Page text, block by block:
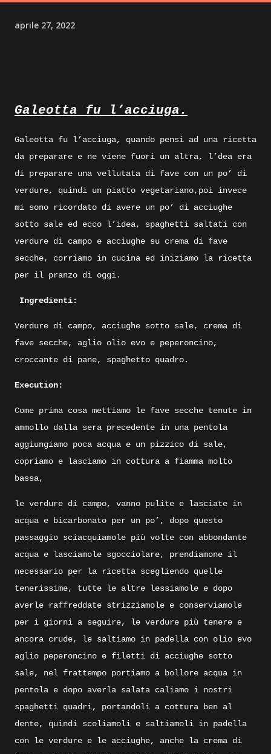
aprile 27, 2022
Galeotta fu l’acciuga.
Galeotta fu l’acciuga, quando pensi ad una ricetta
da preparare e ne viene fuori un altra, l’dea era
di preparare una vellutata di fave con un po’ di
verdure, quindi un piatto vegetariano,poi invece
mi sono ricordato di avere un po’ di acciughe
sotto sale ed ecco l’idea, spaghetti saltati con
verdure di campo e acciughe su crema di fave
secche, corriamo in cucina ed iniziamo la ricetta
per il pranzo di oggi.
Ingredienti:
Verdure di campo, acciughe sotto sale, crema di
fave secche, aglio olio evo e peperoncino,
croccante di pane, spaghetto quadro.
Execution:
Come prima cosa mettiamo le fave secche tenute in
ammollo dalla sera precedente in una pentola
aggiungiamo poca acqua e un pizzico di sale,
copriamo e lasciamo in cottura a fiamma molto
bassa,
le verdure di campo, vanno pulite e lasciate in
acqua e bicarbonato per un po’, dopo questo
passaggio sciacquiamole più volte con abbondante
acqua e lasciamole sgocciolare, prendiamone il
necessario per la ricetta scegliendo quelle
tenerissime, tutte le altre lessiamole e dopo
averle raffreddate strizziamole e conserviamole
per i giorni a seguire, le verdure più tenere e
ancora crude, le saltiamo in padella con olio evo
aglio peperoncino e filetti di acciughe sotto
sale, nel frattempo portiamo a bollore acqua in
pentola e dopo averla salata caliamo i nostri
spaghetti quadri, portandoli a cottura ben al
dente, quindi scoliamoli e saltiamoli in padella
con le verdure e le acciughe, anche la crema di